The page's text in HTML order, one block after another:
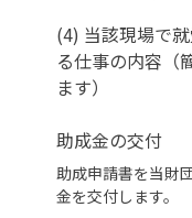
(4) 当該現場で
る仕事の内容（
ます）
助成金の交付
助成申請書を当財
金を交付します。